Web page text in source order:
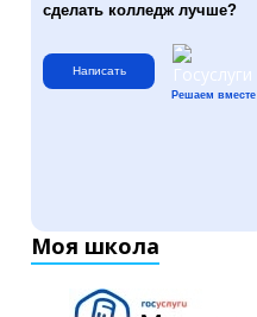
сделать колледж лучше?
Написать
Решаем вместе
Моя школа